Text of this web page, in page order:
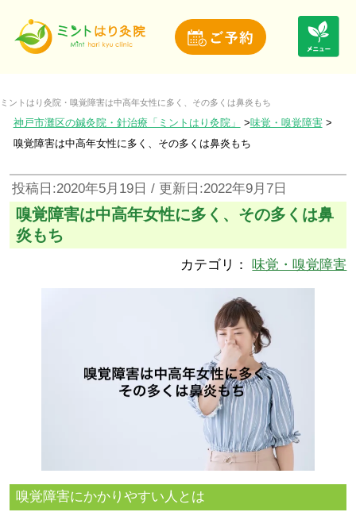
ミントはり灸院・嗅覚障害は中高年女性に多く、その多くは鼻炎もち
神戸市灘区の鍼灸院・針治療「ミントはり灸院」
味覚・嗅覚障害
嗅覚障害は中高年女性に多く、その多くは鼻炎もち
投稿日:2020年5月19日 / 更新日:2022年9月7日
嗅覚障害は中高年女性に多く、その多くは鼻
炎もち
カテゴリ：味覚・嗅覚障害
嗅覚障害にかかりやすい人とは